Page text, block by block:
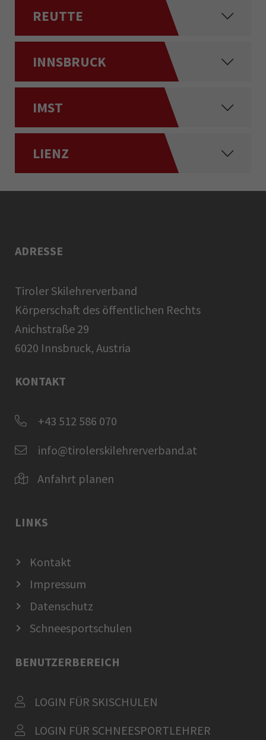
REUTTE
INNSBRUCK
IMST
LIENZ
ADRESSE
Tiroler Skilehrerverband
Körperschaft des öffentlichen Rechts
Anichstraße 29
6020 Innsbruck, Austria
KONTAKT
+43 512 586 070
info@tirolerskilehrerverband.at
Anfahrt planen
LINKS
Kontakt
Impressum
Datenschutz
Schneesportschulen
BENUTZERBEREICH
LOGIN FÜR SKISCHULEN
LOGIN FÜR SCHNEESPORTLEHRER